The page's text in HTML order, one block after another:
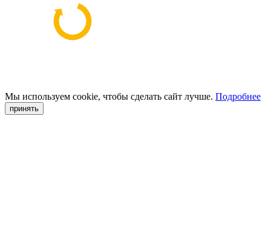
Мы используем cookie, чтобы сделать сайт лучше. Подробнее
принять